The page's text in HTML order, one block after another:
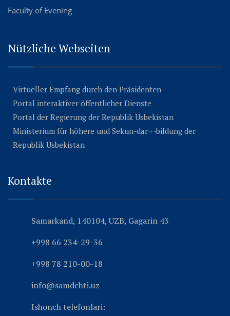
Faculty of Evening
Nützliche Webseiten
Virtueller Empfang durch den Präsidenten
Portal interaktiver öffentlicher Dienste
Portal der Regierung der Republik Usbekistan
Ministerium für höhere und Sekun-dar¬¬bildung der
Republik Usbekistan
Kontakte
Samarkand, 140104, UZB, Gagarin 43
+998 66 234-29-36
+998 78 210-00-18
info@samdchti.uz
Ishonch telefonlari: